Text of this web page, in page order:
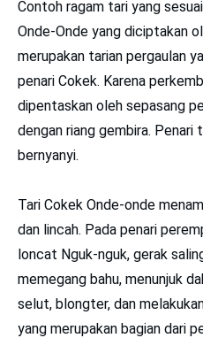
Contoh ragam tari yang
Onde-Onde yang diciptakan
merupakan tarian pergaulan
penari Cokek. Karena
dipentaskan oleh sepasang
dengan riang gembira.
bernyanyi.
Tari Cokek Onde-onde
dan lincah. Pada penari
loncat Nguk-nguk, gerak
memegang bahu, menunjuk
selut, blongter, dan
yang merupakan bagian dari